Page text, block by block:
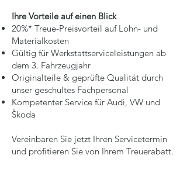
Ihre Vorteile auf einen Blick
20%* Treue-Preisvorteil auf Lohn- und
Materialkosten
Gültig für Werkstattserviceleistungen ab
dem 3. Fahrzeugjahr
Originalteile & geprüfte Qualität durch
unser geschultes Fachpersonal
Kompetenter Service für Audi, VW und
Škoda
Vereinbaren Sie jetzt Ihren Servicetermin
und profitieren Sie von Ihrem Treuerabatt.